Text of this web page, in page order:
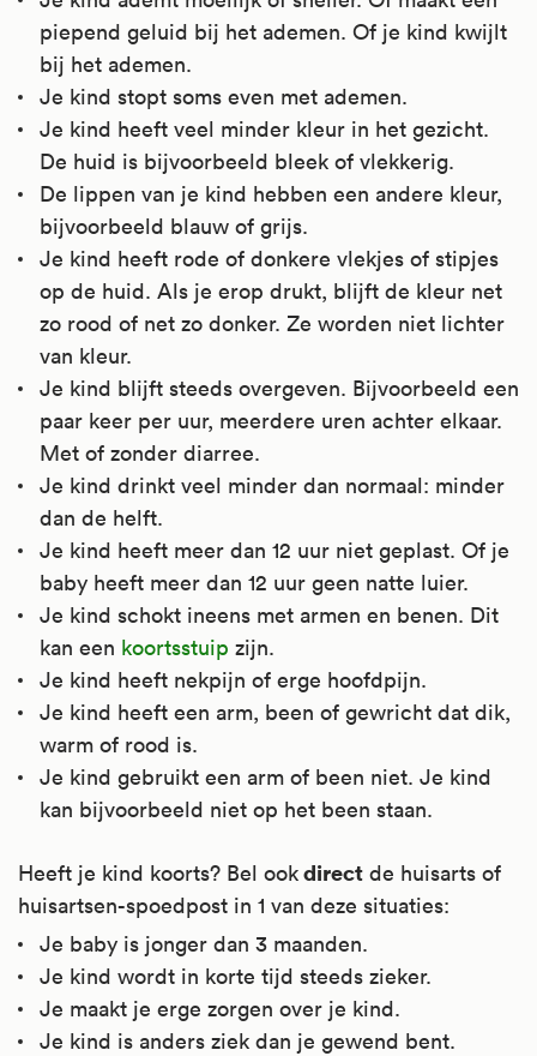
piepend geluid bij het ademen. Of je kind kwijlt
bij het ademen.
Je kind stopt soms even met ademen.
Je kind heeft veel minder kleur in het gezicht.
De huid is bijvoorbeeld bleek of vlekkerig.
De lippen van je kind hebben een andere kleur,
bijvoorbeeld blauw of grijs.
Je kind heeft rode of donkere vlekjes of stipjes
op de huid. Als je erop drukt, blijft de kleur net
zo rood of net zo donker. Ze worden niet lichter
van kleur.
Je kind blijft steeds overgeven. Bijvoorbeeld een
paar keer per uur, meerdere uren achter elkaar.
Met of zonder diarree.
Je kind drinkt veel minder dan normaal: minder
dan de helft.
Je kind heeft meer dan 12 uur niet geplast. Of je
baby heeft meer dan 12 uur geen natte luier.
Je kind schokt ineens met armen en benen. Dit
kan een koortsstuip zijn.
Je kind heeft nekpijn of erge hoofdpijn.
Je kind heeft een arm, been of gewricht dat dik,
warm of rood is.
Je kind gebruikt een arm of been niet. Je kind
kan bijvoorbeeld niet op het been staan.
Heeft je kind koorts? Bel ookdirect de huisarts of
huisartsen-spoedpost in 1 van deze situaties:
Je baby is jonger dan 3 maanden.
Je kind wordt in korte tijd steeds zieker.
Je maakt je erge zorgen over je kind.
Je kind is anders ziek dan je gewend bent.